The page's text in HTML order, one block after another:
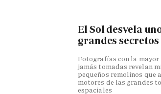
El Sol desvela
grandes secretos
Fotografías con la
jamás tomadas revelan
pequeños remolinos que
motores de las grandes
espaciales